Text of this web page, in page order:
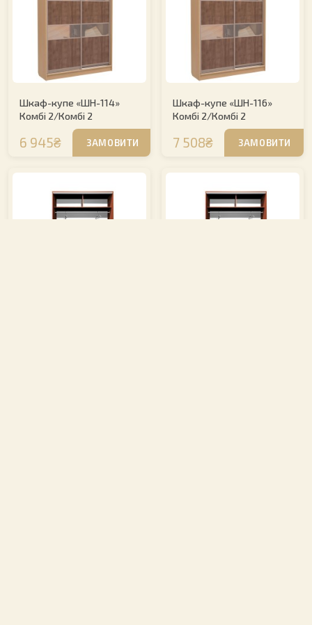
Шкаф-купе «ШН-114»
Комбі 2/Комбі 2
6 945₴ ЗАМОВИТИ
Шкаф-купе «ШН-116»
Комбі 2/Комбі 2
7 508₴ ЗАМОВИТИ